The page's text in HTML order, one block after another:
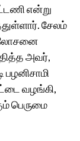
என்று
சேலம்
அவர்,
வழங்கி,
பெருமை